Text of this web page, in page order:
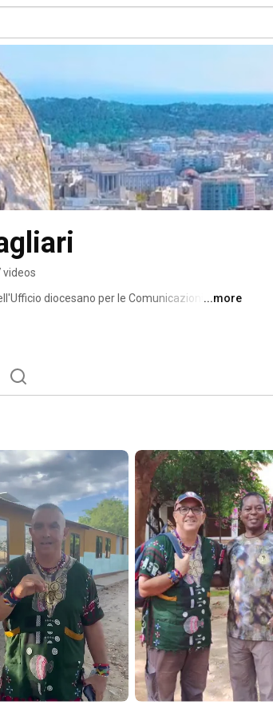
videos
diocesano per le Comunicazioni Sociali
...more